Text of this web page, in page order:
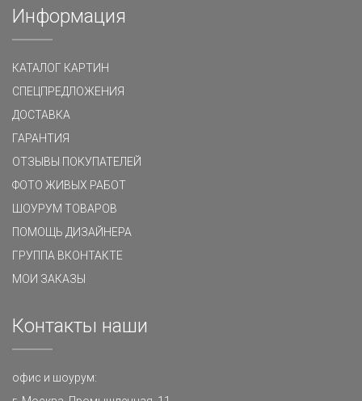
Информация
КАТАЛОГ КАРТИН
СПЕЦПРЕДЛОЖЕНИЯ
ДОСТАВКА
ГАРАНТИЯ
ОТЗЫВЫ ПОКУПАТЕЛЕЙ
ФОТО ЖИВЫХ РАБОТ
ШОУРУМ ТОВАРОВ
ПОМОЩЬ ДИЗАЙНЕРА
ГРУППА ВКОНТАКТЕ
МОИ ЗАКАЗЫ
Контакты наши
офис и шоурум: